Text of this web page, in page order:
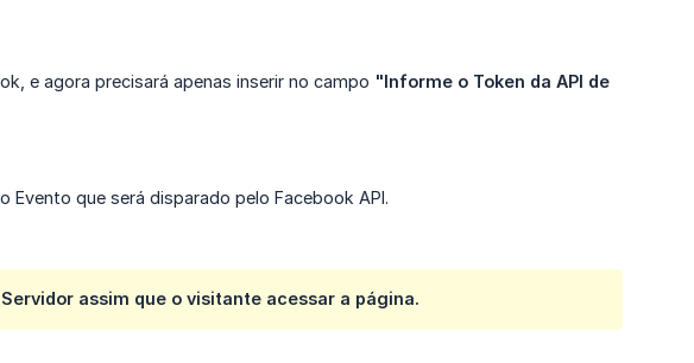
e agora precisará apenas inserir no campo "Informe o Token da API de
que será disparado pelo Facebook API.
assim que o visitante acessar a página.